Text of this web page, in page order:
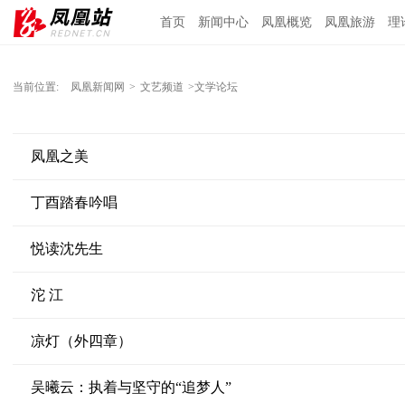
首页 新闻中心 凤凰概览 凤凰旅游 理
当前位置: 凤凰新闻网 > 文艺频道 >文学论坛
凤凰之美
丁酉踏春吟唱
悦读沈先生
沱 江
凉灯（外四章）
吴曦云：执着与坚守的“追梦人”